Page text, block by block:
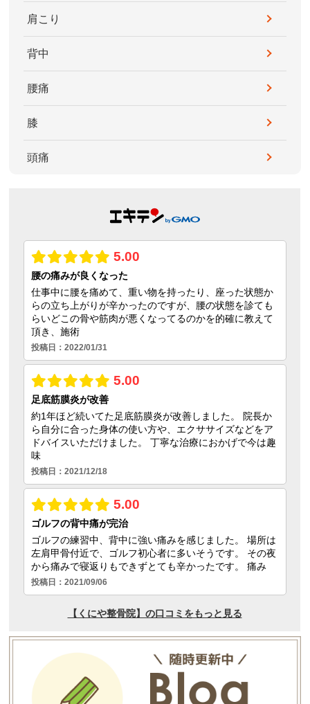
肩こり
背中
腰痛
膝
頭痛